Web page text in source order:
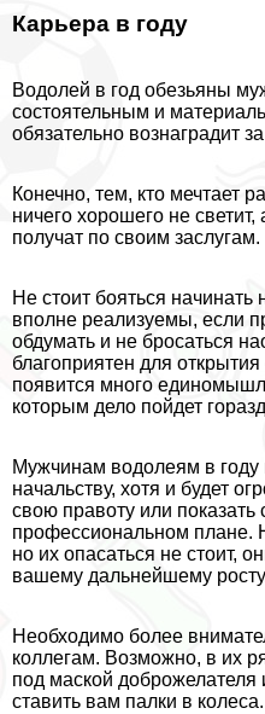
Карьера в году
Водолей в год обезьяны
состоятельным и
обязательно вознаградит
Конечно, тем, кто мечтает
ничего хорошего не
получат по своим заслугам.
Не стоит бояться
вполне реализуемы, если
обдумать и не бросаться
благоприятен для
появится много
которым дело пойдет
Мужчинам водолеям в году
начальству, хотя и будет
свою правоту или показать
профессиональном
но их опасаться не стоит,
вашему дальнейшему
Необходимо более
коллегам. Возможно, в их
под маской доброжелателя
ставить вам палки в колеса.